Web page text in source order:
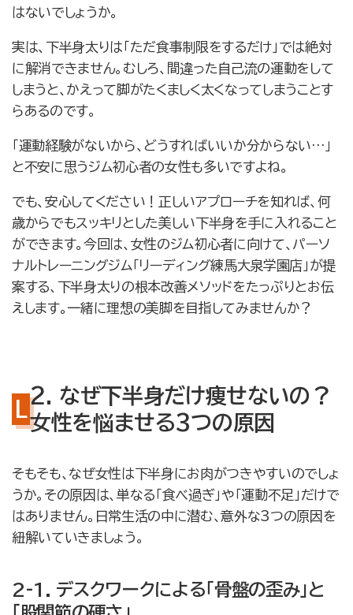
はないでしょうか。
実は、下半身太りは「ただ食事制限をするだけ」では絶対
に解消できません。むしろ、間違った自己流の運動をして
しまうと、かえって脚がたくましく太くなってしまうことす
らあるのです。
「運動経験がないから、どうすればいいか分からない…」
と不安に思うジム初心者の女性も多いですよね。
でも、安心してください！正しいアプローチを知れば、何
歳からでもスッキリとした美しい下半身を手に入れること
ができます。今回は、女性のジム初心者に向けて、パーソ
ナルトレーニングジム「リーディング練馬大泉学園店」が提
案する、下半身太りの根本改善メソッドをたっぷりとお伝
えします。一緒に理想の美脚を目指してみませんか？
2. なぜ下半身だけ痩せないの？
女性を悩ませる3つの原因
そもそも、なぜ女性は下半身にお肉がつきやすいのでしょ
うか。その原因は、単なる「食べ過ぎ」や「運動不足」だけで
はありません。日常生活の中に潜む、意外な3つの原因を
紐解いていきましょう。
2-1. デスクワークによる「骨盤の歪み」と